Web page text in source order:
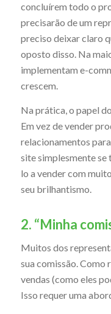
concluírem todo o
precisarão de um
preciso deixar claro
oposto disso. Na
implementam e-
crescem.
Na prática, o papel
Em vez de vender
relacionamentos
site simplesmente se
lo a vender com
seu brilhantismo.
2. “Minha
Muitos dos
sua comissão.
vendas (como eles
Isso requer uma